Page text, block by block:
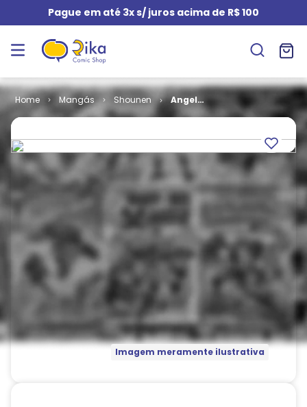
Pague em até 3x s/ juros acima de R$ 100
Mangás Shounen
Angel
Sanctuary #
Imagem meramente ilustrativa